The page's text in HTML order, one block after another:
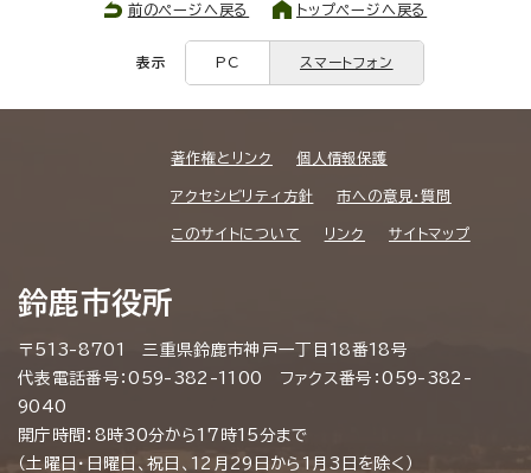
前のページへ戻る トップページへ戻る
表示 PC スマートフォン
著作権とリンク 個人情報保護
アクセシビリティ方針 市への意見・質問
このサイトについて リンク サイトマップ
鈴鹿市役所
〒513-8701 三重県鈴鹿市神戸一丁目18番18号
代表電話番号：059-382-1100 ファクス番号：059-382-
9040
開庁時間：8時30分から17時15分まで
（土曜日・日曜日、祝日、12月29日から1月3日を除く）